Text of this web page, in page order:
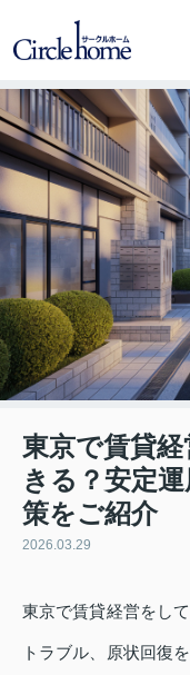
東京で賃貸
きる？安定
策をご紹介
2026.03.29
東京で賃貸経営をし
トラブル、原状回復